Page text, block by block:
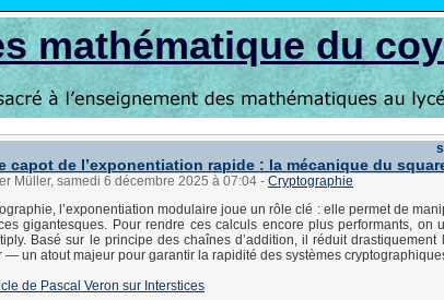
mathématique du
capot de l’exponentiation rapide : la mécanique du
Müller, samedi 6 décembre 2025 à 07:04 - Cryptographie
l’exponentiation modulaire joue un rôle clé : elle permet de
gigantesques. Pour rendre ces calculs encore plus performants, on
Basé sur le principe des chaînes d’addition, il réduit drastiquement
— un atout majeur pour garantir la rapidité des systèmes
de Pascal Veron sur Interstices